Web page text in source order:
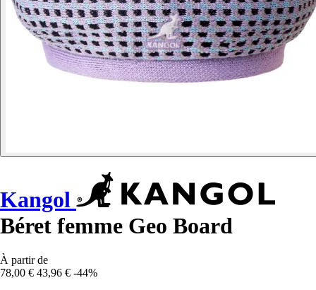
Kangol
Béret femme Geo Board
À partir de
78,00 € 43,96 € -44%